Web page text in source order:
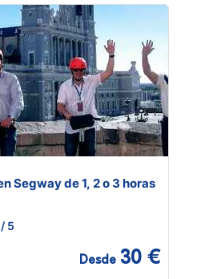
Segway de 1, 2 o 3 horas
/ 5
Desde 30 €